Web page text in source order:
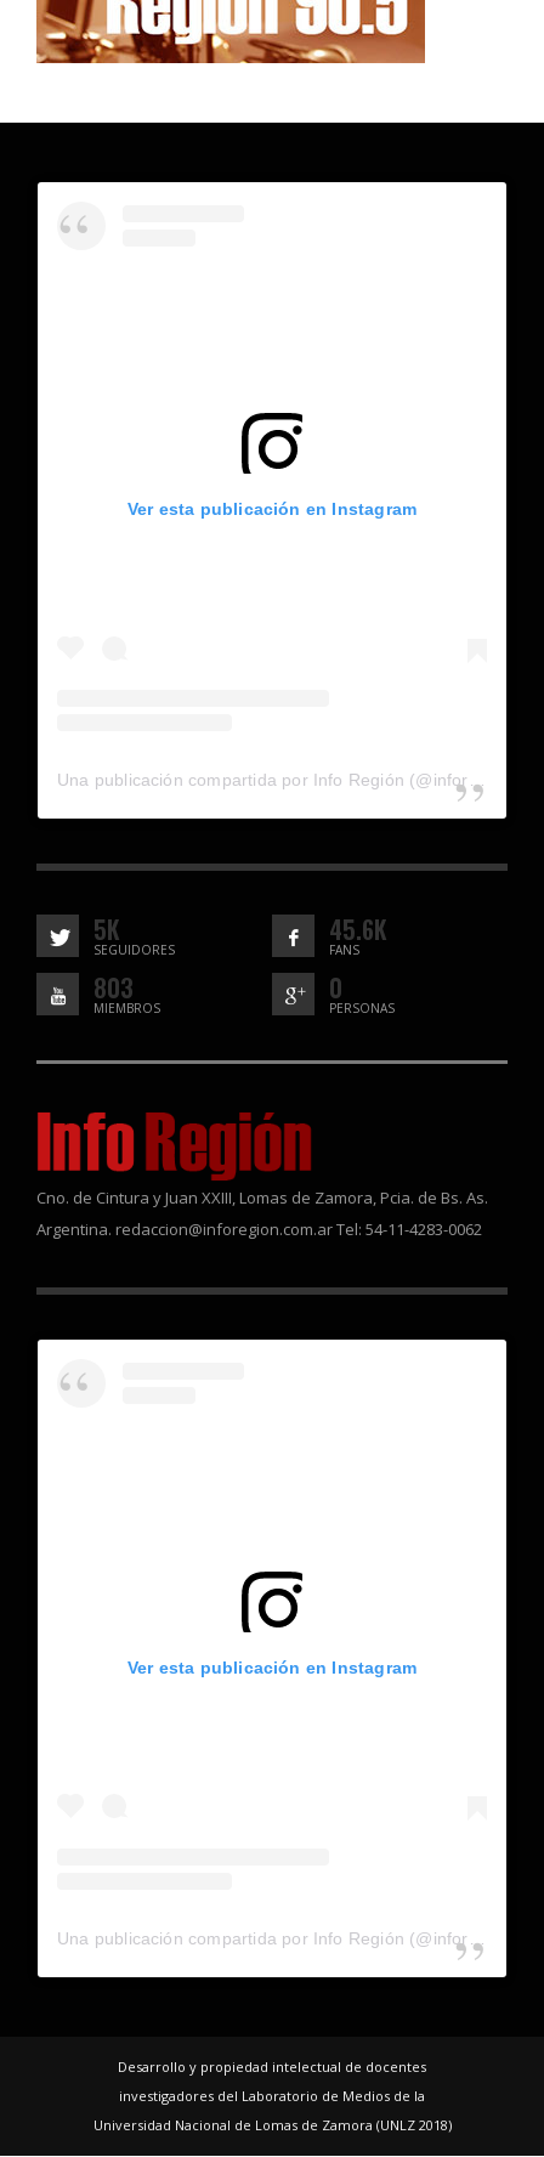
Ver esta publicación en Instagram
Una publicación compartida por Info Región (@inforegion_redes)
5K
SEGUIDORES
45.6K
FANS
803
MIEMBROS
0
PERSONAS
Cno. de Cintura y Juan XXIII, Lomas de Zamora, Pcia. de Bs. As.
Argentina. redaccion@inforegion.com.ar Tel: 54-11-4283-0062
Ver esta publicación en Instagram
Desarrollo y propiedad intelectual de docentes
investigadores del Laboratorio de Medios de la
Universidad Nacional de Lomas de Zamora (UNLZ 2018)